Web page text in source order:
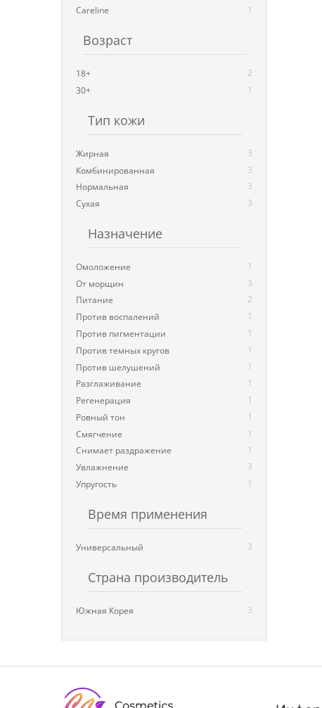
Careline
1
Возраст
18+
2
30+
1
Тип кожи
Жирная
3
Комбинированная
3
Нормальная
3
Сухая
3
Назначение
Омоложение
1
От морщин
3
Питание
2
Против воспалений
1
Против пигментации
1
Против темных кругов
1
Против шелушений
1
Разглаживание
1
Регенерация
1
Ровный тон
1
Смягчение
1
Снимает раздражение
1
Увлажнение
3
Упругость
1
Время применения
Универсальный 3
Страна производитель
Южная Корея 3